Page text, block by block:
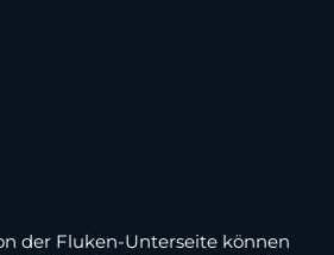
der Fluken-Unterseite können